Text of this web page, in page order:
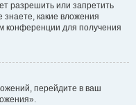
разрешить или запретить
какие вложения
конференции для получения
перейдите в ваш